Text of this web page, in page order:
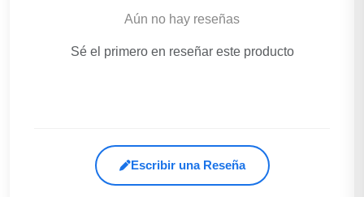
Aún no hay reseñas
Sé el primero en reseñar este producto
Escribir una Reseña